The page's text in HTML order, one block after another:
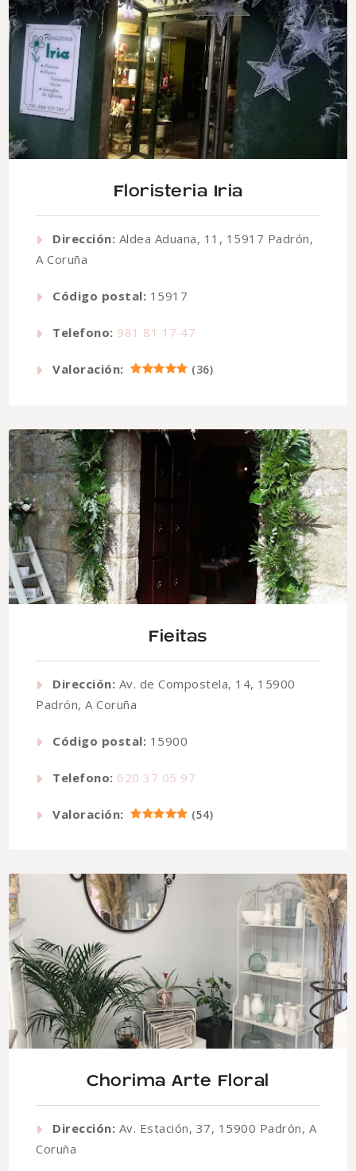
Floristeria Iria
Dirección: Aldea Aduana, 11, 15917 Padrón,
A Coruña
Código postal: 15917
Telefono: 981 81 17 47
Valoración: (36)
Fieitas
Dirección: Av. de Compostela, 14, 15900
Padrón, A Coruña
Código postal: 15900
Telefono: 620 37 05 97
Valoración: (54)
Chorima Arte Floral
Dirección: Av. Estación, 37, 15900 Padrón, A
Coruña